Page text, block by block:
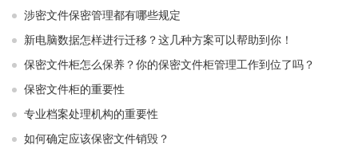
涉密文件保密管理都有哪些规定
新电脑数据怎样进行迁移？这几种方案可以帮助到你！
保密文件柜怎么保养？你的保密文件柜管理工作到位了吗？
保密文件柜的重要性
专业档案处理机构的重要性
如何确定应该保密文件销毁？